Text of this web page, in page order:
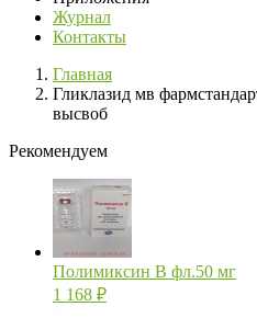
Журнал
Контакты
Главная
Гликлазид мв
высвоб
Рекомендуем
Полимиксин В фл.50 мг
1 168 ₽